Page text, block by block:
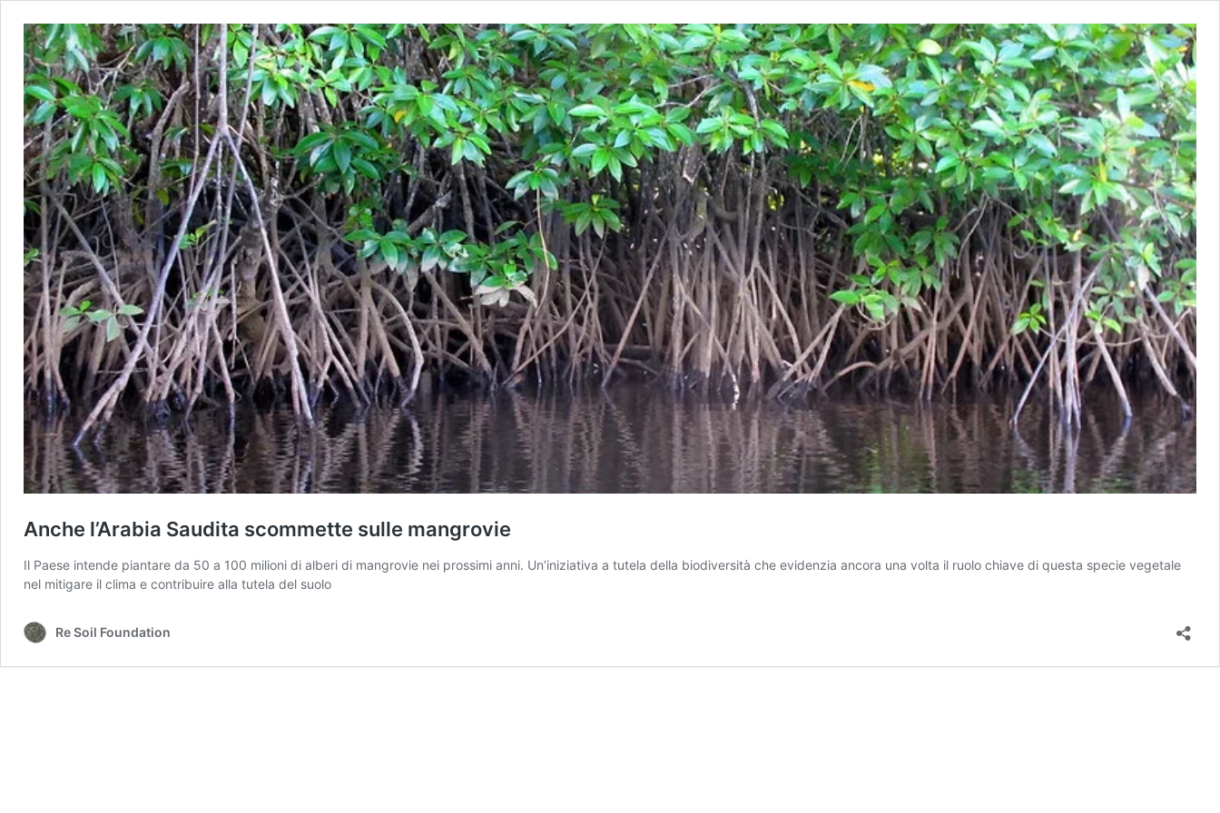
Anche l’Arabia Saudita scommette sulle mangrovie
Il Paese intende piantare da 50 a 100 milioni di alberi di mangrovie nei prossimi anni. Un’iniziativa a tutela della biodiversità che evidenzia ancora una volta il ruolo chiave di questa specie vegetale
nel mitigare il clima e contribuire alla tutela del suolo
Re Soil Foundation